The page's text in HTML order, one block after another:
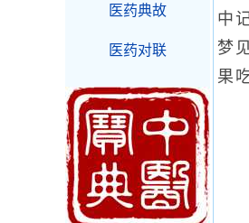
中
梦
果
眠
医药典故
医药对联